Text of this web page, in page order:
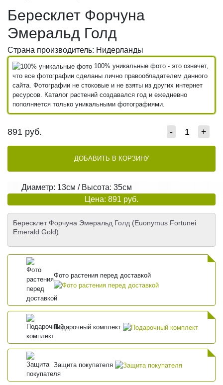
Бересклет Форчуна
Эмеральд Голд
Страна производитель: Нидерланды
100% уникальные фото - это означет,
что все фотографии сделаны лично правообладателем данного
сайта. Фотографии не стоковые и не взяты из других интернет
ресурсов. Каталог растений создавался год и ежедневно
пополняется только уникальными фотографиями.
891 руб. - +
ДОБАВИТЬ В КОРЗИНУ
Диаметр: 13см / Высота: 35см
Цена: 891 руб.
Бересклет Форчуна Эмеральд Голд (Euonymus Fortunei
Emerald Gold)
Фото растения перед доставкой
Подарочный комплект
Защита покупателя